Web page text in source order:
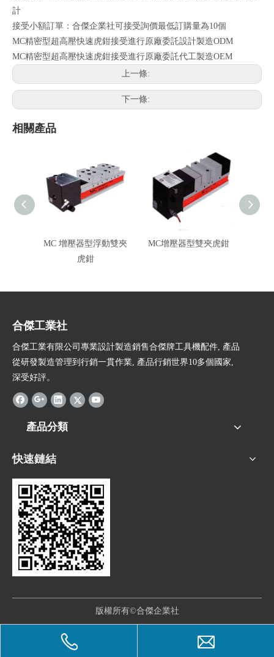
計
接受小額訂單：合傑企業社可接受詢價最低訂購量為10個
MC精密型超高壓快速虎鉗接受進行原廠委託設計製造ODM
MC精密型超高壓快速虎鉗接受進行原廠委託代工製造OEM
上一條:
下一條:
相關產品
MC 增壓器型浮動雙夾
虎鉗
MC增壓器型雙夾虎鉗
合傑工業社
合傑工業有限公司專業設計製造銷售合傑牌工具機配件, 產品
從研發製造管理到行銷一貫作業, 產品行銷世界10多個國家,
深受好評。
產品分類
快速鏈結
版權所有©合傑企業社